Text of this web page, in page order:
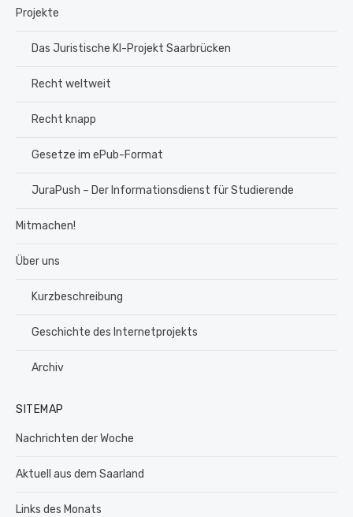
Projekte
Das Juristische KI-Projekt Saarbrücken
Recht weltweit
Recht knapp
Gesetze im ePub-Format
JuraPush – Der Informationsdienst für Studierende
Mitmachen!
Über uns
Kurzbeschreibung
Geschichte des Internetprojekts
Archiv
SITEMAP
Nachrichten der Woche
Aktuell aus dem Saarland
Links des Monats